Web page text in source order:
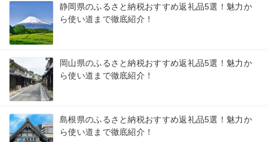
静岡県のふるさと納税おすすめ返礼品5選！魅力か
ら使い道まで徹底紹介！
岡山県のふるさと納税おすすめ返礼品5選！魅力か
ら使い道まで徹底紹介！
島根県のふるさと納税おすすめ返礼品5選！魅力か
ら使い道まで徹底紹介！